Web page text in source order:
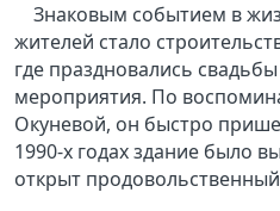
Знаковым событием в
жителей стало
где праздновались
мероприятия. По
Окуневой, он быстро
1990-х годах здание было
открыт